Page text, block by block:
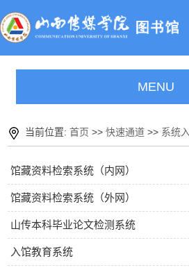
MENU
当前位置:首页 >>快速通道 >> 系统
馆藏资料检索系统（内网）
馆藏资料检索系统（外网）
山传本科毕业论文检测系统
入馆教育系统